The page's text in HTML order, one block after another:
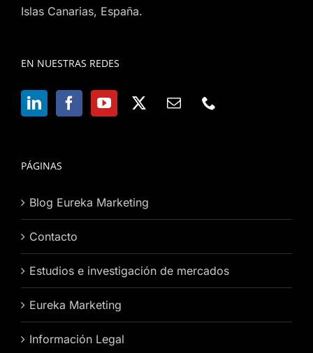
Islas Canarias, España.
EN NUESTRAS REDES
PÁGINAS
Blog Eureka Marketing
Contacto
Estudios e investigación de mercados
Eureka Marketing
Información Legal